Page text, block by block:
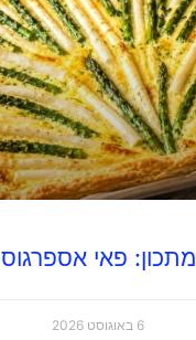
מתכון: פאי אספרגוס
6 באוגוסט 2026